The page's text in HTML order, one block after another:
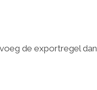
de exportregel dan